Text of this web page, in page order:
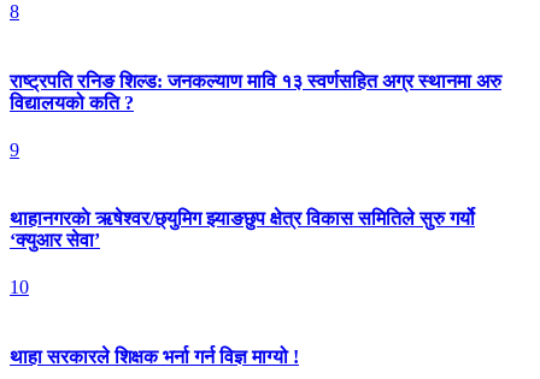
8
राष्ट्रपति रनिङ शिल्ड: जनकल्याण मावि १३ स्वर्णसहित अग्र स्थानमा अरु
विद्यालयको कति ?
9
थाहानगरकाे ऋषेश्वर/छ्युमिग झ्याङछुप क्षेत्र विकास समितिले सुरु गर्यो
‘क्युआर सेवा’
10
थाहा सरकारले शिक्षक भर्ना गर्न विज्ञ माग्यो !